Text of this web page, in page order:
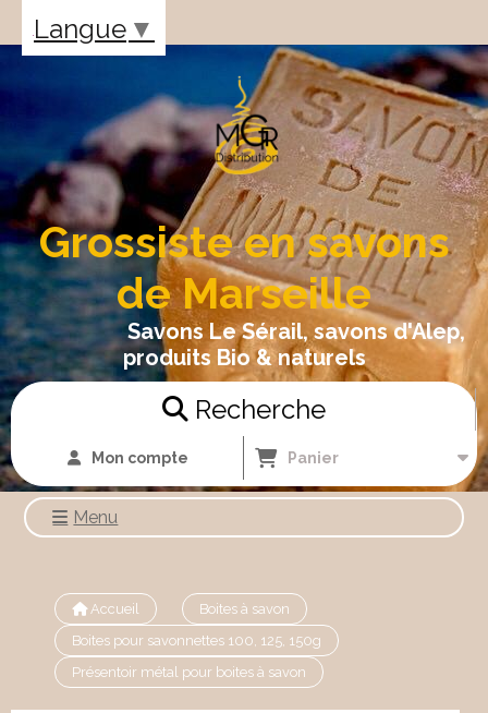
Grossiste en savons
de Marseille
Savons Le Sérail, savons d'Alep,
produits Bio & naturels
Recherche
Mon compte Panier
Menu
Accueil
Boites à savon
Boites pour savonnettes 100, 125, 150g
Présentoir métal pour boites à savon
Langue ▼